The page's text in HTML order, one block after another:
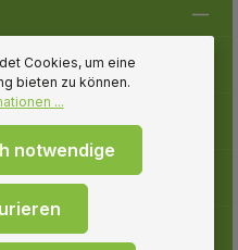
Cookies, um eine
bieten zu können.
...
notwendige